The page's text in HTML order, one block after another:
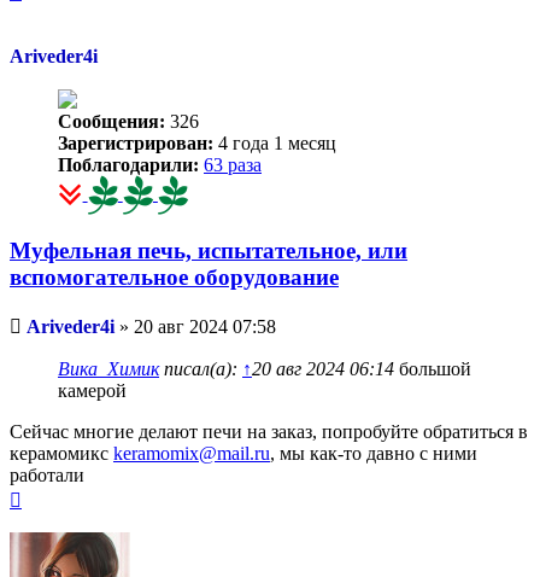
Ariveder4i
Сообщения: 326
Зарегистрирован: 4 года 1 месяц
Поблагодарили: 63 раза
Муфельная печь, испытательное, или
вспомогательное оборудование
Непрочитанное
Ariveder4i» 20 авг 2024 07:58
Вика_Химикписал(а): ↑20 авг 2024 06:14 большой
камерой
Сейчас многие делают печи на заказ, попробуйте обратиться в
керамомикс keramomix@mail.ru, мы как-то давно с ними
работали
началу